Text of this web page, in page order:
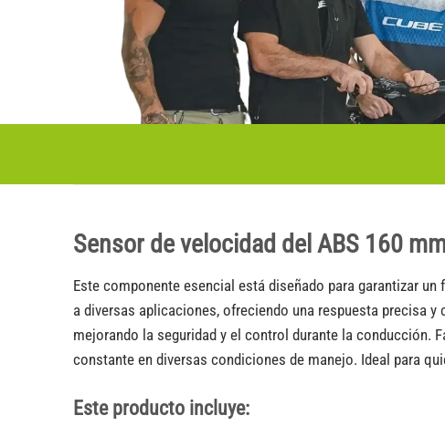
Sensor de velocidad del ABS 160
Este componente esencial está diseñado para garantizar
a diversas aplicaciones, ofreciendo una respuesta precisa
mejorando la seguridad y el control durante la conducción.
constante en diversas condiciones de manejo. Ideal para
Este producto incluye: